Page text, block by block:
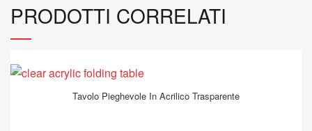
PRODOTTI CORRELATI
Tavolo Pieghevole In Acrilico Trasparente